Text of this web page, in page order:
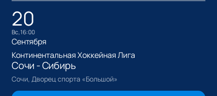
20
вс, 16:00
Сентября
Континентальная Хоккейная Лига
Сочи - Сибирь
Сочи, Дворец спорта «Большой»